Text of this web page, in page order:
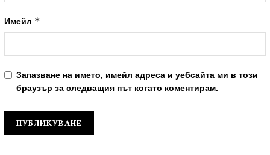
Имейл *
Запазване на името, имейл адреса и уебсайта ми в този
браузър за следващия път когато коментирам.